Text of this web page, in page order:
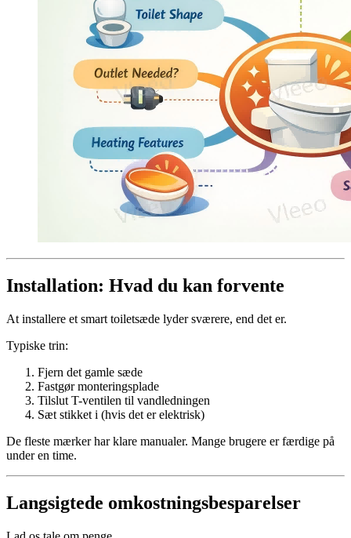
Installation: Hvad du kan forvente
At installere et smart toiletsæde lyder sværere, end det er.
Typiske trin:
Fjern det gamle sæde
Fastgør monteringsplade
Tilslut T-ventilen til vandledningen
Sæt stikket i (hvis det er elektrisk)
De fleste mærker har klare manualer. Mange brugere er færdige på
under en time.
Langsigtede omkostningsbesparelser